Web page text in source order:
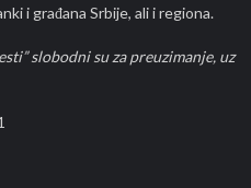
i građana Srbije, ali i regiona.
slobodni su za preuzimanje, uz